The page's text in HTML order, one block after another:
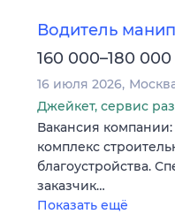
Водитель
160 000–180 000
16 июля 2026
Джейкет, сервис
Вакансия
комплекс
благоустройства.
заказчик…
Показать ещё